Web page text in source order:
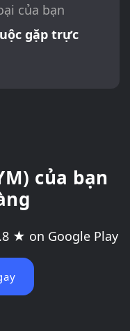
của bạn
gặp trực
của bạn
★ on Google Play